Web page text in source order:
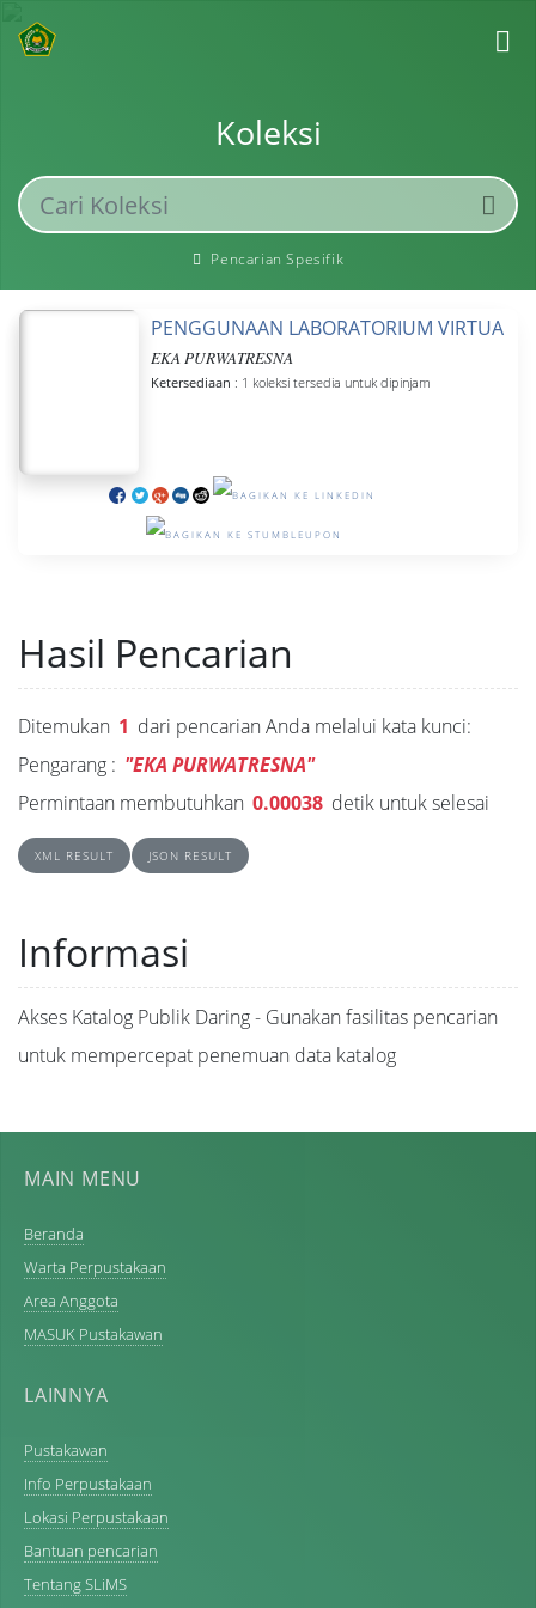
Koleksi
Pencarian Spesifik
PENGGUNAAN LABORATORIUM VIRTUAL
EKA PURWATRESNA
Ketersediaan : 1 koleksi tersedia untuk dipinjam
Hasil Pencarian
Ditemukan 1 dari pencarian Anda melalui kata kunci:
Pengarang : "EKA PURWATRESNA"
Permintaan membutuhkan 0.00038 detik untuk selesai
XML RESULT JSON RESULT
Informasi
Akses Katalog Publik Daring - Gunakan fasilitas pencarian
untuk mempercepat penemuan data katalog
MAIN MENU
Beranda
Warta Perpustakaan
Area Anggota
MASUK Pustakawan
LAINNYA
Pustakawan
Info Perpustakaan
Lokasi Perpustakaan
Bantuan pencarian
Tentang SLiMS